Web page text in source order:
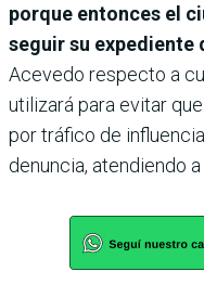
porque entonces el
seguir su expediente
Acevedo respecto a
utilizará para evitar
por tráfico de
denuncia, atendiendo